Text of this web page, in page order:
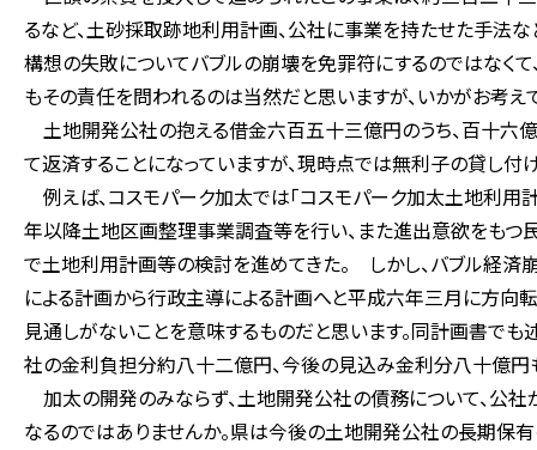
るなど、土砂採取跡地利用計画、公社に事業を持たせた手法
構想の失敗についてバブルの崩壊を免罪符にするのではなく
もその責任を問われるのは当然だと思いますが、いかがお考え
土地開発公社の抱える借金六百五十三億円のうち、百十六
て返済することになっていますが、現時点では無利子の貸し
例えば、コスモパーク加太では「コスモパーク加太土地利用
年以降土地区画整理事業調査等を行い、また進出意欲をもつ
で土地利用計画等の検討を進めてきた。 しかし、バブル経済
による計画から行政主導による計画へと平成六年三月に方向転
見通しがないことを意味するものだと思います。同計画書でも
社の金利負担分約八十二億円、今後の見込み金利分八十億円
加太の開発のみならず、土地開発公社の債務について、公
なるのではありませんか。県は今後の土地開発公社の長期保